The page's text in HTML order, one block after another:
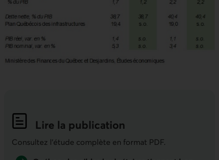
Lire la publication
Indicateurs économiques de la
Consultez l'étude complète en format PDF.